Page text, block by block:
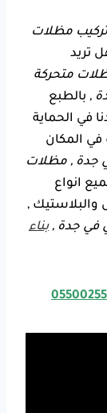
تركيب مظلات
تريد
متحركة
, بالطبع
في الحماية
في المكان
جدة , مظلات
انواع
والبلاستيك ,
في جدة ,بناء